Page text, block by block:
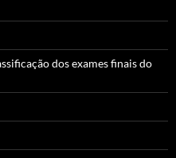
dos exames finais do